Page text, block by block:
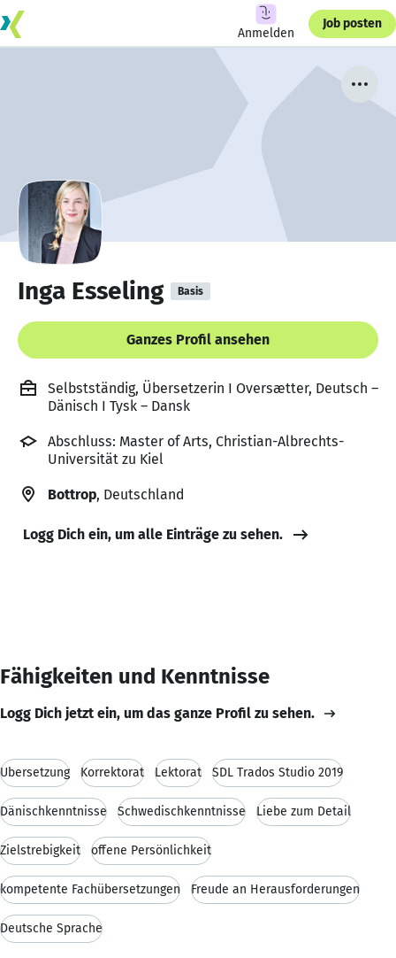
Anmelden
Job posten
Inga Esseling Basis
Ganzes Profil ansehen
Selbstständig, Übersetzerin I Oversætter, Deutsch –
Dänisch I Tysk – Dansk
Abschluss: Master of Arts, Christian-Albrechts-
Universität zu Kiel
Bottrop, Deutschland
Logg Dich ein, um alle Einträge zu sehen.
Fähigkeiten und Kenntnisse
Logg Dich jetzt ein, um das ganze Profil zu sehen.
Übersetzung Korrektorat Lektorat SDL Trados Studio 2019
Dänischkenntnisse Schwedischkenntnisse Liebe zum Detail
Zielstrebigkeit offene Persönlichkeit
kompetente Fachübersetzungen Freude an Herausforderungen
Deutsche Sprache